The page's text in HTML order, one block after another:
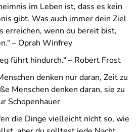
im Leben ist, dass es kein
gibt. Was auch immer dein Ziel
erreichen, wenn du bereit bist,
– Oprah Winfrey
führt hindurch.“ – Robert Frost
denken nur daran, Zeit zu
Menschen denken daran, sie zu
Schopenhauer
die Dinge vielleicht nicht so, wie